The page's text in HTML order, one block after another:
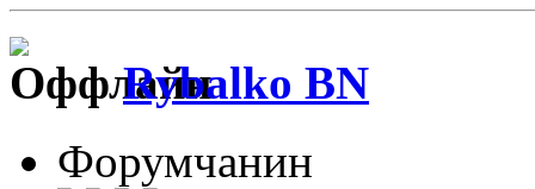
Rybalko BN
Форумчанин